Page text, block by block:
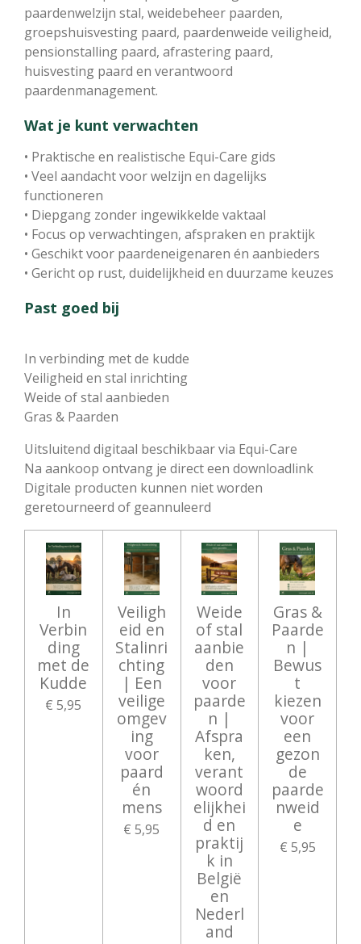
paardenwelzijn stal, weidebeheer paarden,
groepshuisvesting paard, paardenweide veiligheid,
pensionstalling paard, afrastering paard,
huisvesting paard en verantwoord
paardenmanagement.
Wat je kunt verwachten
• Praktische en realistische Equi-Care gids
• Veel aandacht voor welzijn en dagelijks
functioneren
• Diepgang zonder ingewikkelde vaktaal
• Focus op verwachtingen, afspraken en praktijk
• Geschikt voor paardeneigenaren én aanbieders
• Gericht op rust, duidelijkheid en duurzame keuzes
Past goed bij
In verbinding met de kudde
Veiligheid en stal inrichting
Weide of stal aanbieden
Gras & Paarden
Uitsluitend digitaal beschikbaar via Equi-Care
Na aankoop ontvang je direct een downloadlink
Digitale producten kunnen niet worden
geretourneerd of geannuleerd
In
Verbin
ding
met de
Kudde
€ 5,95
Veiligh
eid en
Stalinri
chting
| Een
veilige
omgev
ing
voor
paard
én
mens
€ 5,95
Weide
of stal
aanbie
den
voor
paarde
n |
Afspra
ken,
verant
woord
elijkhei
d en
praktij
k in
België
en
Nederl
and
Gras &
Paarde
n |
Bewus
t
kiezen
voor
een
gezon
de
paarde
nweid
e
€ 5,95